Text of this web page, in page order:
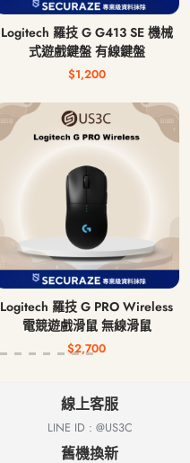
Logitech 羅技 G G413 SE 機械
式遊戲鍵盤 有線鍵盤
$1,200
Logitech 羅技 G PRO Wireless
電競遊戲滑鼠 無線滑鼠
$2,700
線上客服
LINE ID : @US3C
舊機換新